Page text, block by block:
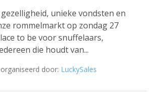
unieke vondsten en
rommelmarkt op zondag 27
to be voor snuffelaars,
die houdt van...
door: LuckySales